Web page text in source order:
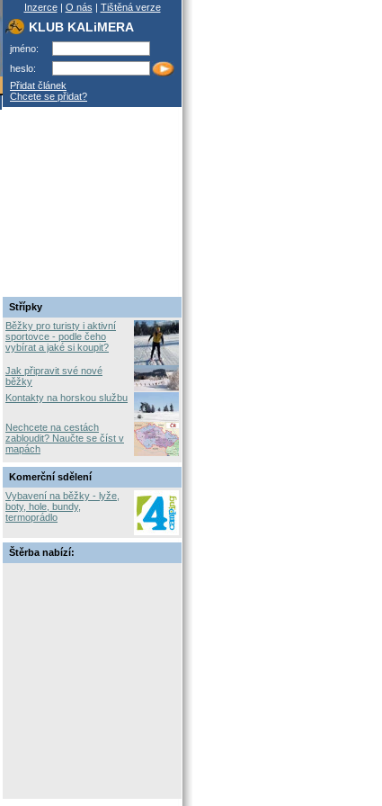
Inzerce| O nás | Tištěná verze
KLUB KALiMERA
jméno:
heslo:
Přidat článek
Chcete se přidat?
Střípky
Běžky pro turisty i aktivní
sportovce - podle čeho
vybírat a jaké si koupit?
Jak připravit své nové
běžky
Kontakty na horskou službu
Nechcete na cestách
zabloudit? Naučte se číst v
mapách
Komerční sdělení
Vybavení na běžky - lyže,
boty, hole, bundy,
termoprádlo
Štěrba nabízí: